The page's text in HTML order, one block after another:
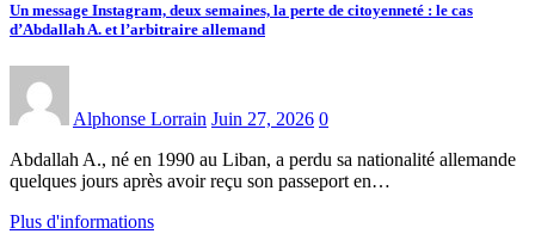
Un message Instagram, deux semaines, la perte de citoyenneté : le cas
d’Abdallah A. et l’arbitraire allemand
Alphonse Lorrain Juin 27, 2026 0
Abdallah A., né en 1990 au Liban, a perdu sa nationalité allemande
quelques jours après avoir reçu son passeport en…
Plus d'informations